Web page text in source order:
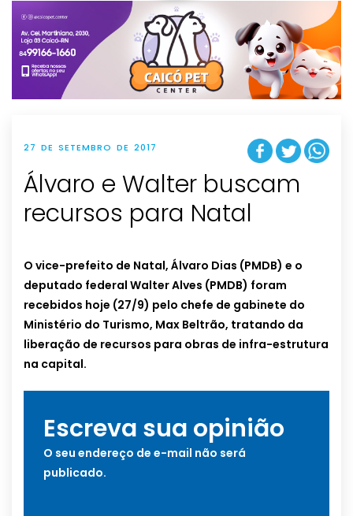
g
t
i
o
n
27 DE SETEMBRO DE 2017
Álvaro e Walter buscam
recursos para Natal
O vice-prefeito de Natal, Álvaro Dias (PMDB) e o
deputado federal Walter Alves (PMDB) foram
recebidos hoje (27/9) pelo chefe de gabinete do
Ministério do Turismo, Max Beltrão, tratando da
liberação de recursos para obras de infra-estrutura
na capital.
Escreva sua opinião
O seu endereço de e-mail não será
publicado.